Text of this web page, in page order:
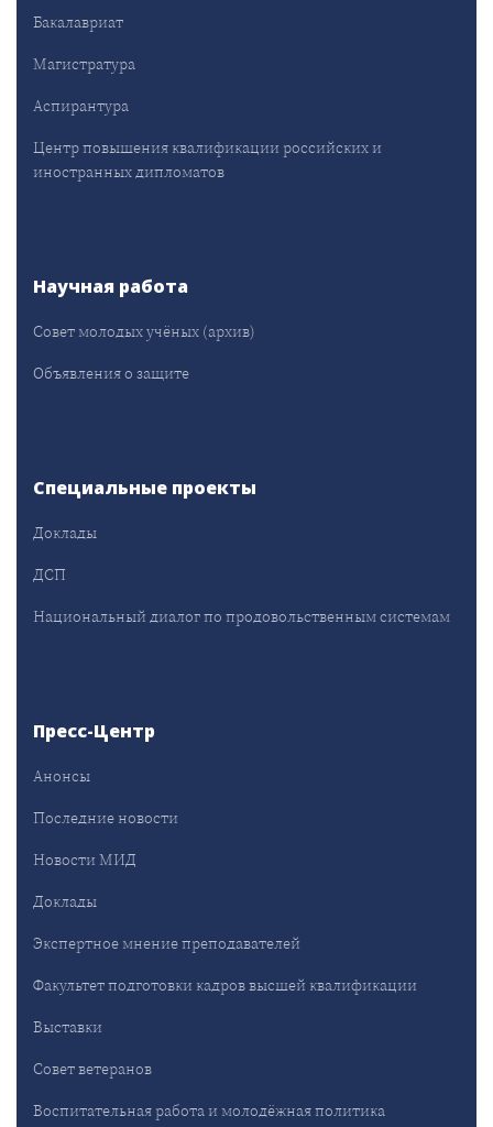
Бакалавриат
Магистратура
Аспирантура
Центр повышения квалификации российских и
иностранных дипломатов
Научная работа
Совет молодых учёных (архив)
Объявления о защите
Специальные проекты
Доклады
ДСП
Национальный диалог по продовольственным системам
Пресс-Центр
Анонсы
Последние новости
Новости МИД
Доклады
Экспертное мнение преподавателей
Факультет подготовки кадров высшей квалификации
Выставки
Совет ветеранов
Воспитательная работа и молодёжная политика